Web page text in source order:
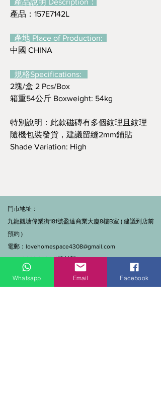
產品說明 Description：
產品：157E7142L
產地 Place of Production:
中國 CHINA
規格Specifications:
2塊/盒 2 Pcs/Box
箱重54公斤 Boxweight: 54kg
特別說明：此款磁磚有多個紋理且紋理
隨機包裝發貨，建議留縫2mm鋪貼
Shade Variation: High
門市地址：
九龍觀塘偉業街181號盈達商業大廈8樓B室 ( 建議到店前
預約 )
電郵： lovehomespace4308@gmail.com
Tel：3962 2890（建材部）
WhatsApp：9144 7280（建材部）
Whatsapp Email Facebook